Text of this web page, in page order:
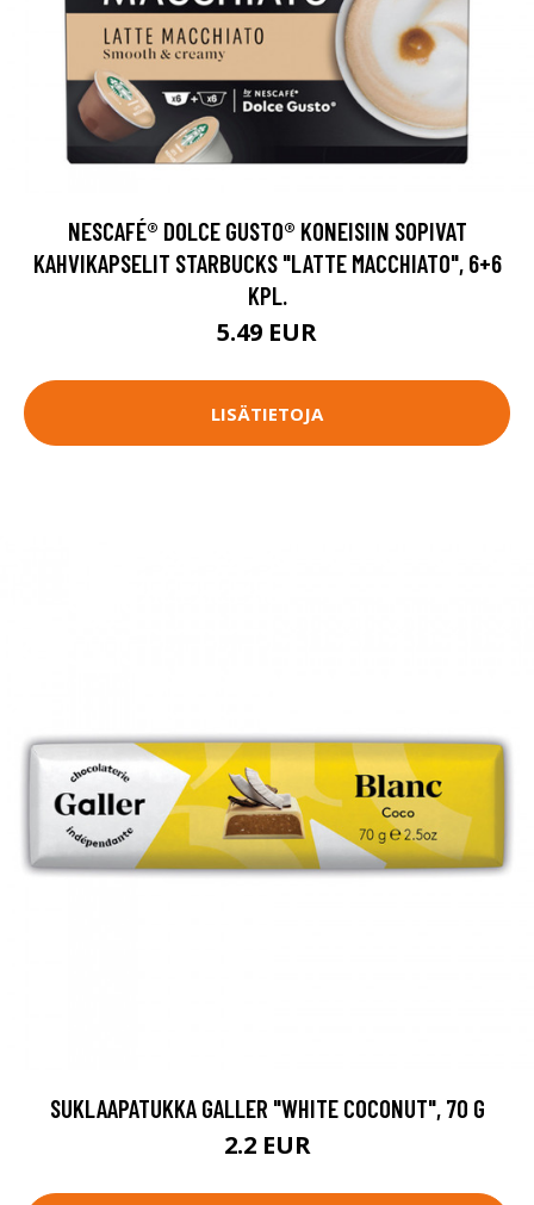
NESCAFÉ® DOLCE GUSTO® KONEISIIN SOPIVAT
KAHVIKAPSELIT STARBUCKS "LATTE MACCHIATO", 6+6
KPL.
5.49 EUR
LISÄTIETOJA
SUKLAAPATUKKA GALLER "WHITE COCONUT", 70 G
2.2 EUR